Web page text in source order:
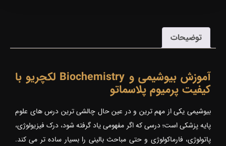
توضیحات
آموزش بیوشیمی و Biochemistry لکچریو با
کیفیت پرمیوم پلاسماتو
بیوشیمی یکی از مهم ترین و در عین حال چالشی ترین درس های علوم
پایه پزشکی است؛ درسی که اگر مفهومی یاد گرفته شود، درک فیزیولوژی،
پاتولوژی، فارماکولوژی و حتی مباحث بالینی را بسیار ساده تر می کند.